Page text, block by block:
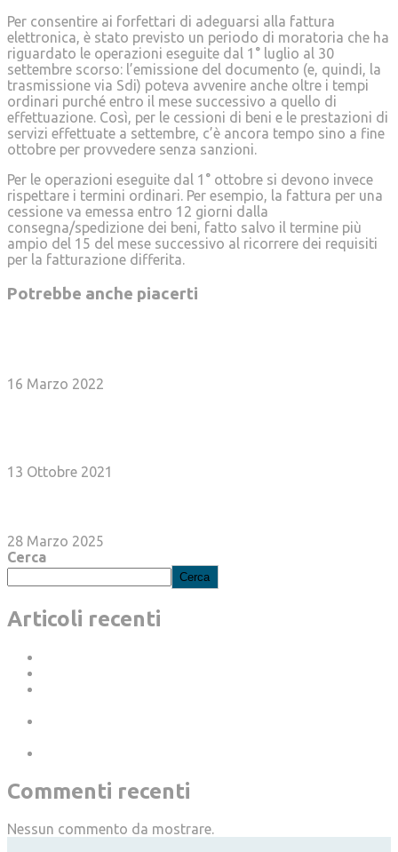
Per consentire ai forfettari di adeguarsi alla fattura
elettronica, è stato previsto un periodo di moratoria che ha
riguardato le operazioni eseguite dal 1° luglio al 30
settembre scorso: l’emissione del documento (e, quindi, la
trasmissione via Sdi) poteva avvenire anche oltre i tempi
ordinari purché entro il mese successivo a quello di
effettuazione. Così, per le cessioni di beni e le prestazioni di
servizi effettuate a settembre, c’è ancora tempo sino a fine
ottobre per provvedere senza sanzioni.
Per le operazioni eseguite dal 1° ottobre si devono invece
rispettare i termini ordinari. Per esempio, la fattura per una
cessione va emessa entro 12 giorni dalla
consegna/spedizione dei beni, fatto salvo il termine più
ampio del 15 del mese successivo al ricorrere dei requisiti
per la fatturazione differita.
Potrebbe anche piacerti
16 Marzo 2022
13 Ottobre 2021
28 Marzo 2025
Cerca
Cerca
Articoli recenti
Commenti recenti
Nessun commento da mostrare.